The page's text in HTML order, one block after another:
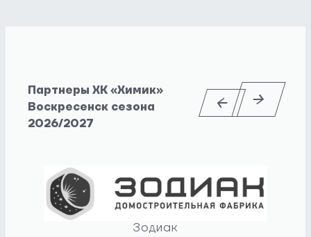
Партнеры ХК «Химик»
Воскресенск сезона
2026/2027
Зодиак